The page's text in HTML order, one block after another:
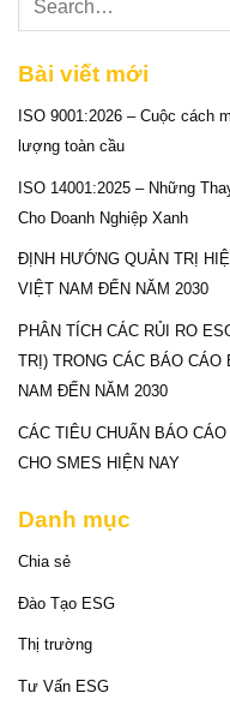
Bài viết mới
ISO 9001:2026 – Cuộc cách
lượng toàn cầu
ISO 14001:2025 – Những
Cho Doanh Nghiệp Xanh
ĐỊNH HƯỚNG QUẢN TRỊ
VIỆT NAM ĐẾN NĂM 2030
PHÂN TÍCH CÁC RỦI RO
TRỊ) TRONG CÁC BÁO CÁO
NAM ĐẾN NĂM 2030
CÁC TIÊU CHUẨN BÁO
CHO SMES HIỆN NAY
Danh mục
Chia sẻ
Đào Tạo ESG
Thị trường
Tư Vấn ESG